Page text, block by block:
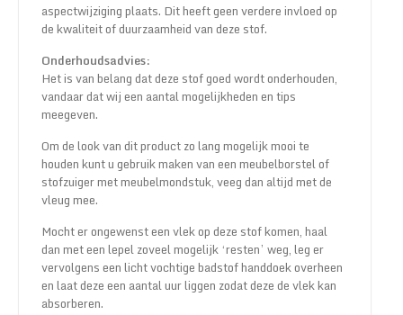
aspectwijziging plaats. Dit heeft geen verdere invloed op
de kwaliteit of duurzaamheid van deze stof.
Onderhoudsadvies:
Het is van belang dat deze stof goed wordt onderhouden,
vandaar dat wij een aantal mogelijkheden en tips
meegeven.
Om de look van dit product zo lang mogelijk mooi te
houden kunt u gebruik maken van een meubelborstel of
stofzuiger met meubelmondstuk, veeg dan altijd met de
vleug mee.
Mocht er ongewenst een vlek op deze stof komen, haal
dan met een lepel zoveel mogelijk ‘resten’ weg, leg er
vervolgens een licht vochtige badstof handdoek overheen
en laat deze een aantal uur liggen zodat deze de vlek kan
absorberen.